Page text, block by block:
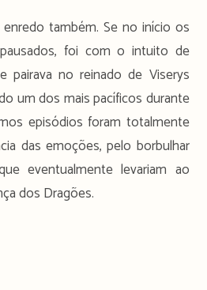
também. Se no início os
foi com o intuito de
pairava no reinado de Viserys
um dos mais pacíficos durante
episódios foram totalmente
das emoções, pelo borbulhar
eventualmente levariam ao
dos Dragões.